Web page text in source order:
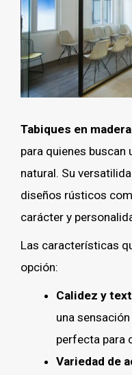
Tabiques en
para quienes buscan
natural. Su
diseños rústicos
carácter y
Las características
opción:
Calidez y
una
perfecta para
Variedad de